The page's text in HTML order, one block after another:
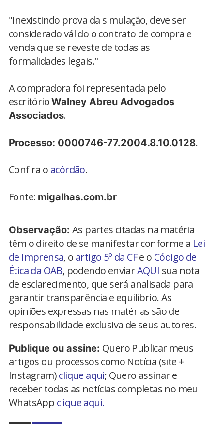
"Inexistindo prova da simulação, deve ser
considerado válido o contrato de compra e
venda que se reveste de todas as
formalidades legais."
A compradora foi representada pelo
escritórioWalney Abreu Advogados
Associados.
Processo: 0000746-77.2004.8.10.0128.
Confira o acórdão.
Fonte: migalhas.com.br
Observação: As partes citadas na matéria
têm o direito de se manifestar conforme a Lei
de Imprensa, o artigo 5º da CFe o Código de
Ética da OAB, podendo enviarAQUI sua nota
de esclarecimento, que será analisada para
garantir transparência e equilíbrio. As
opiniões expressas nas matérias são de
responsabilidade exclusiva de seus autores.
Publique ou assine: Quero Publicar meus
artigos ou processos como Notícia (site +
Instagram)clique aqui; Quero assinar e
receber todas as notícias completas no meu
WhatsApp clique aqui.